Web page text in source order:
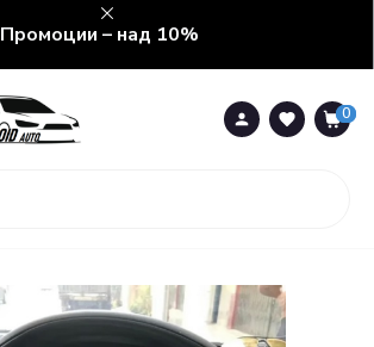
Промоции – над 10%
0
0